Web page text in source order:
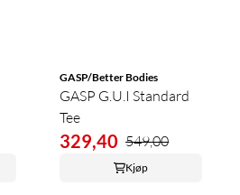
GASP/Better Bodies
GASP G.U.I Standard
Tee
329,40 549,00
Kjøp